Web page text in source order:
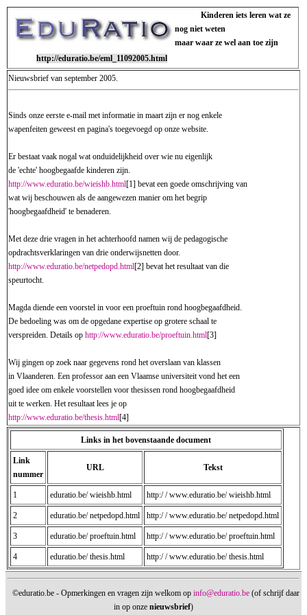
Kinderen iets leren wat ze
nog niet weten
maar waar ze wel aan toe zijn
http://eduratio.be/eml_11092005.html
Nieuwsbrief van september 2005.
Sinds onze eerste e-mail met informatie in maart zijn er nog enkele
wapenfeiten geweest en pagina's toegevoegd op onze website.
Er bestaat vaak nogal wat onduidelijkheid over wie nu eigenlijk
de 'echte' hoogbegaafde kinderen zijn.
http://www.eduratio.be/wieishb.html[1] bevat een goede omschrijving van
wat wij beschouwen als de aangewezen manier om het begrip
'hoogbegaafdheid' te benaderen.
Met deze drie vragen in het achterhoofd namen wij de pedagogische
opdrachtsverklaringen van drie onderwijsnetten door.
http://www.eduratio.be/netpedopd.html[2] bevat het resultaat van die
speurtocht.
Magda diende een voorstel in voor een proeftuin rond hoogbegaafdheid.
De bedoeling was om de opgedane expertise op grotere schaal te
verspreiden. Details op http://www.eduratio.be/proeftuin.html[3]
Wij gingen op zoek naar gegevens rond het overslaan van klassen
in Vlaanderen. Een professor aan een Vlaamse universiteit vond het een
goed idee om enkele voorstellen voor thesissen rond hoogbegaafdheid
uit te werken. Het resultaat lees je op
http://www.eduratio.be/thesis.html[4]
Links in het bovenstaande document
Link
nummer
URL Tekst
1 eduratio.be/ wieishb.html http:/ / www.eduratio.be/ wieishb.html
2 eduratio.be/ netpedopd.html http:/ / www.eduratio.be/ netpedopd.html
3 eduratio.be/ proeftuin.html http:/ / www.eduratio.be/ proeftuin.html
4 eduratio.be/ thesis.html http:/ / www.eduratio.be/ thesis.html
©eduratio.be - Opmerkingen en vragen zijn welkom op info@eduratio.be(of schrijf daar
in op onze nieuwsbrief)